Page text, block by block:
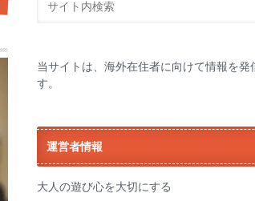
当サイトは、海外在住者に向けて情報を発
す。
運営者情報
大人の遊び心を大切にする